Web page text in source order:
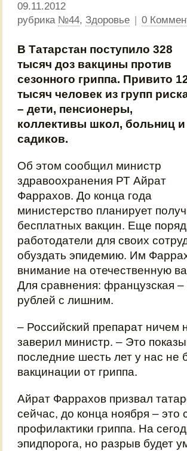
09.11.2012
рубрика №44, Здоровье | 0
В Татарстан поступило 328
тысяч доз вакцины против
сезонного гриппа. Привито
тысяч человек из групп
– дети, пенсионеры,
коллективы школ, больниц и
садиков.
Об этом сообщил министр
здравоохранения РТ Айрат
Фаррахов. До конца года
министерство планирует
бесплатных вакцин. Еще
работодатели для своих
обуздать эпидемию. Им
внимание на отечественную
Для сравнения: французская
рублей с лишним.
– Российский препарат ничем
заверил министр. – Это
последние шесть лет у нас
вакцинации от гриппа.
Айрат Фаррахов призвал
сейчас, до конца ноября –
профилактики гриппа. На
эпидпорога, но разрыв будет